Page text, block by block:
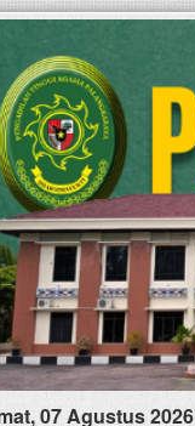
07 Agustus 2026